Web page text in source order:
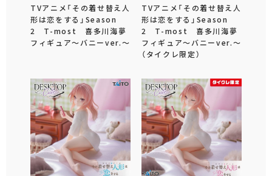
TVアニメ「その着せ替え人
形は恋をする」Season
2 T-most 喜多川海夢
フィギュア～バニーver.～
TVアニメ「その着せ替え人
形は恋をする」Season
2 T-most 喜多川海夢
フィギュア～バニーver.～
（タイクレ限定）